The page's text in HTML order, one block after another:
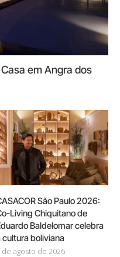
em Angra dos
São Paulo 2026:
Living Chiquitano de
Baldelomar celebra
cultura boliviana
de agosto de 2026